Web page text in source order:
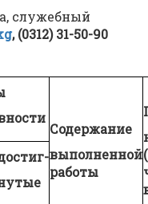
служебный
, (0312) 31-50-90
Содержание
выполненной
работы